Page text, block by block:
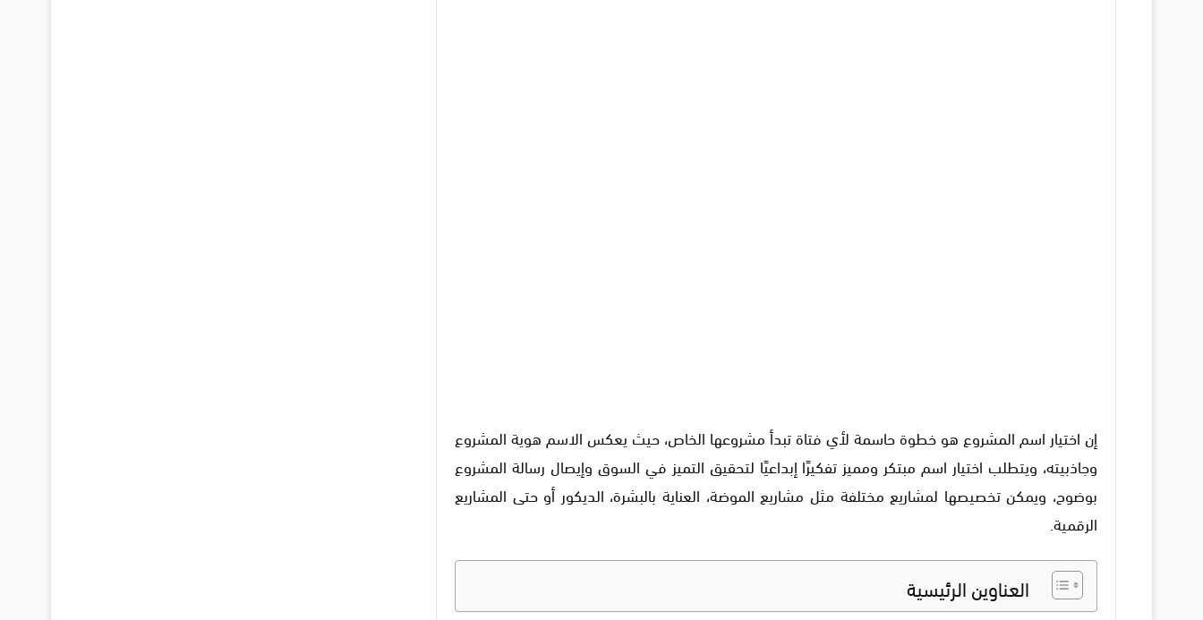
إن اختيار اسم المشروع هو خطوة حاسمة لأي فتاة تبدأ مشروعها الخاص، حيث يعكس الاسم هوية المشروع
وجاذبيته، ويتطلب اختيار اسم مبتكر ومميز تفكيرًا إبداعيًا لتحقيق التميز في السوق وإيصال رسالة المشروع
بوضوح، ويمكن تخصيصها لمشاريع مختلفة مثل مشاريع الموضة، العناية بالبشرة، الديكور أو حتى المشاريع
الرقمية.
العناوين الرئيسية